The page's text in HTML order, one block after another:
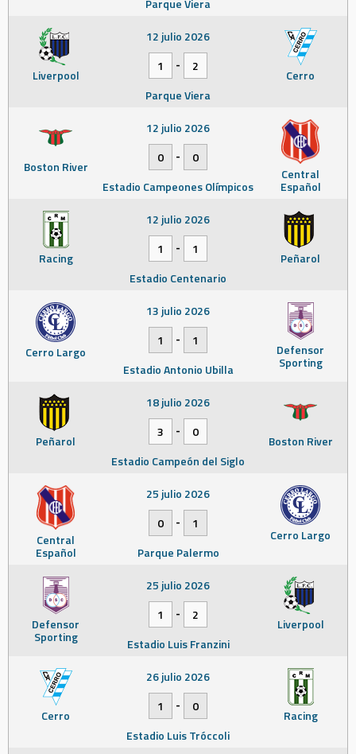
Parque Viera
Liverpool Cerro
12 julio 2026
1
-
2
Parque Viera
Boston River Central
Español
12 julio 2026
0
-
0
Estadio Campeones Olímpicos
Racing Peñarol
12 julio 2026
1
-
1
Estadio Centenario
Cerro Largo Defensor
Sporting
13 julio 2026
1
-
1
Estadio Antonio Ubilla
Peñarol Boston River
18 julio 2026
3
-
0
Estadio Campeón del Siglo
Central
Español
Cerro Largo
25 julio 2026
0
-
1
Parque Palermo
Defensor
Sporting
Liverpool
25 julio 2026
1
-
2
Estadio Luis Franzini
Cerro Racing
26 julio 2026
1
-
0
Estadio Luis Tróccoli